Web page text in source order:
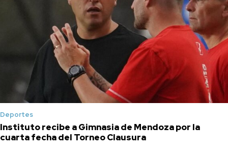
Deportes
Instituto recibe a Gimnasia de Mendoza por la
cuarta fecha del Torneo Clausura